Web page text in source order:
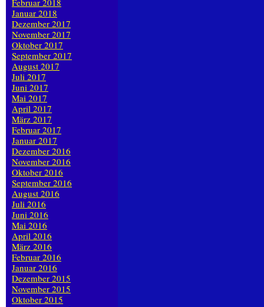
Februar 2018
Januar 2018
Dezember 2017
November 2017
Oktober 2017
September 2017
August 2017
Juli 2017
Juni 2017
Mai 2017
April 2017
März 2017
Februar 2017
Januar 2017
Dezember 2016
November 2016
Oktober 2016
September 2016
August 2016
Juli 2016
Juni 2016
Mai 2016
April 2016
März 2016
Februar 2016
Januar 2016
Dezember 2015
November 2015
Oktober 2015